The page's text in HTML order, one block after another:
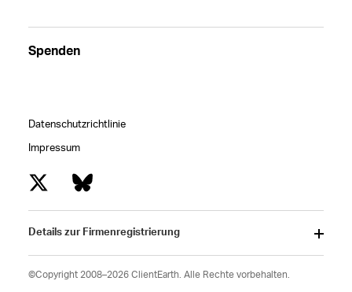
Spenden
Datenschutzrichtlinie
Impressum
Details zur Firmenregistrierung
©Copyright 2008–2026 ClientEarth. Alle Rechte vorbehalten.